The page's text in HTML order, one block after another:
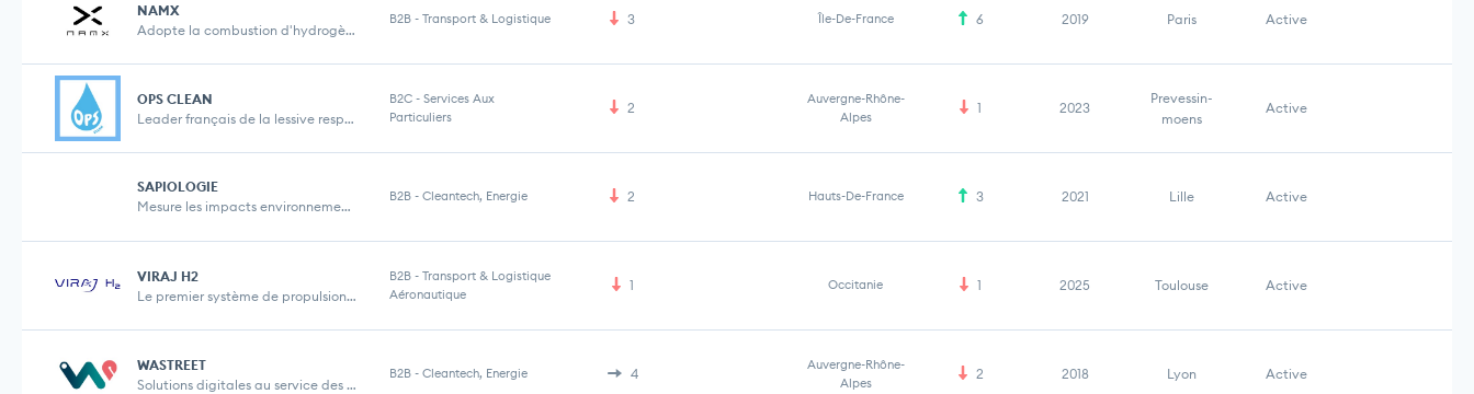
NAMX
Adopte la combustion d'hydrogène pour rendre la m...
B2B - Transport & Logistique 3 Île-De-France 6 2019 Paris Active
OPS CLEAN
Leader français de la lessive respectueuse de l'e...
B2C - Services Aux
Particuliers
2
Auvergne-Rhône-
Alpes
1 2023
Prevessin-
moens
Active
SAPIOLOGIE
Mesure les impacts environnementaux, sociaux et é...
B2B - Cleantech, Energie 2 Hauts-De-France 3 2021 Lille Active
VIRAJ H2
Le premier système de propulsion efficace et prop...
B2B - Transport & Logistique
Aéronautique
1 Occitanie 1 2025 Toulouse Active
WASTREET
Solutions digitales au service des déchets
B2B - Cleantech, Energie 4
Auvergne-Rhône-
Alpes
2 2018 Lyon Active